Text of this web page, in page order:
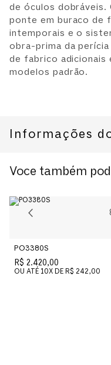
de óculos
ponte em buraco de
intemporais e o
obra-prima da
de fabrico adicionais
modelos padrão.
Informações
CUIDADOS COM O PRODUTO
0PO0714 54 24/31
Cor da Armação
Cor das Lentes
Verde
Voce também
PO3380S
R$ 2.420,00
OU ATÉ 10X DE R$ 242,00